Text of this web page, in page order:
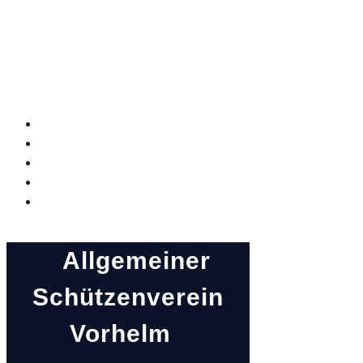
Allgemeiner
Schützenverein
Vorhelm